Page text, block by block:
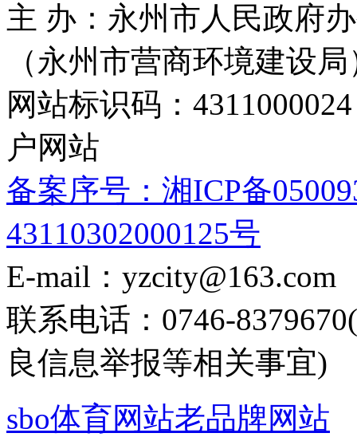
主 办：永州市人民政府
（永州市营商环境建设局
网站标识码：
户网站
备案序号：湘ICP备
43110302000125号
E-mail：yzcity@163.com
联系电话：0746-
良信息举报等相关事宜)
sbo体育网站老品牌网站